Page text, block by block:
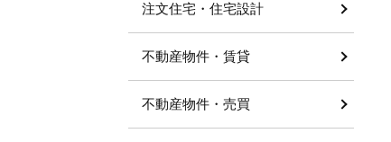
注文住宅・住宅設計
不動産物件・賃貸
不動産物件・売買